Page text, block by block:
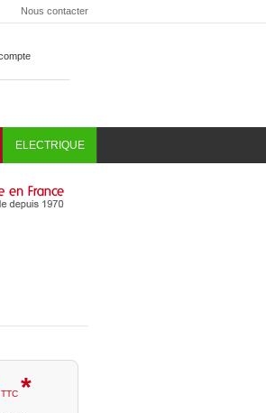
Nous contacter
ELECTRIQUE
TTC *